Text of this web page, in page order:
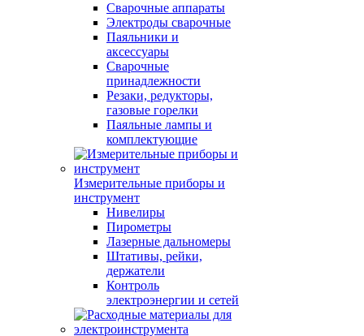
Сварочные аппараты
Электроды сварочные
Паяльники и
аксессуары
Сварочные
принадлежности
Резаки, редукторы,
газовые горелки
Паяльные лампы и
комплектующие
Измерительные приборы и
инструмент
Нивелиры
Пирометры
Лазерные дальномеры
Штативы, рейки,
держатели
Контроль
электроэнергии и сетей